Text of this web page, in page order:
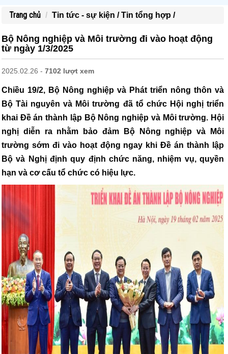
Trang chủ Tin tức - sự kiện /Tin tổng hợp /
Bộ Nông nghiệp và Môi trường đi vào hoạt động
từ ngày 1/3/2025
2025.02.26 - 7102 lượt xem
Chiều 19/2, Bộ Nông nghiệp và Phát triển nông thôn và
Bộ Tài nguyên và Môi trường đã tổ chức Hội nghị triển
khai Đề án thành lập Bộ Nông nghiệp và Môi trường. Hội
nghị diễn ra nhằm bảo đảm Bộ Nông nghiệp và Môi
trường sớm đi vào hoạt động ngay khi Đề án thành lập
Bộ và Nghị định quy định chức năng, nhiệm vụ, quyền
hạn và cơ cấu tổ chức có hiệu lực.